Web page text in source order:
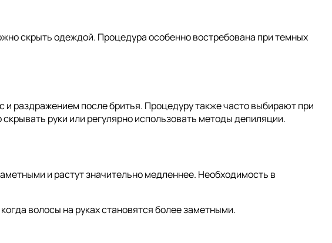
скрыть одеждой. Процедура особенно востребована при темных
раздражением после бритья. Процедуру также часто выбирают при
руки или регулярно использовать методы депиляции.
и растут значительно медленнее. Необходимость в
волосы на руках становятся более заметными.